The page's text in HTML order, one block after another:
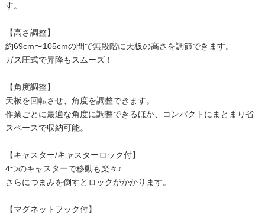
す。
【高さ調整】
約69cm〜105cmの間で無段階に天板の高さを調節できます。
ガス圧式で昇降もスムーズ！
【角度調整】
天板を回転させ、角度を調整できます。
作業ごとに最適な角度に調整できるほか、コンパクトにまとまり省
スペースで収納可能。
【キャスター/キャスターロック付】
4つのキャスターで移動も楽々♪
さらにつまみを倒すとロックがかかります。
【マグネットフック付】